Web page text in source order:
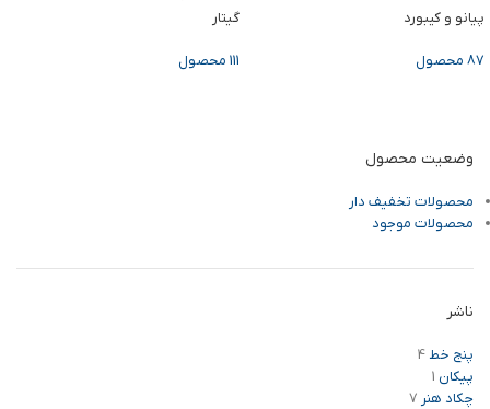
پیانو و کیبورد
87 محصول
گیتار
111 محصول
وضعیت محصول
محصولات تخفیف دار
محصولات موجود
ناشر
پنج خط4
پیکان 1
چکاد هنر 7